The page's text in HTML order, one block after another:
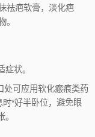
祛疤软膏，淡化疤
。
状。
处可应用软化瘢痕类药
*好半卧位，避免眼